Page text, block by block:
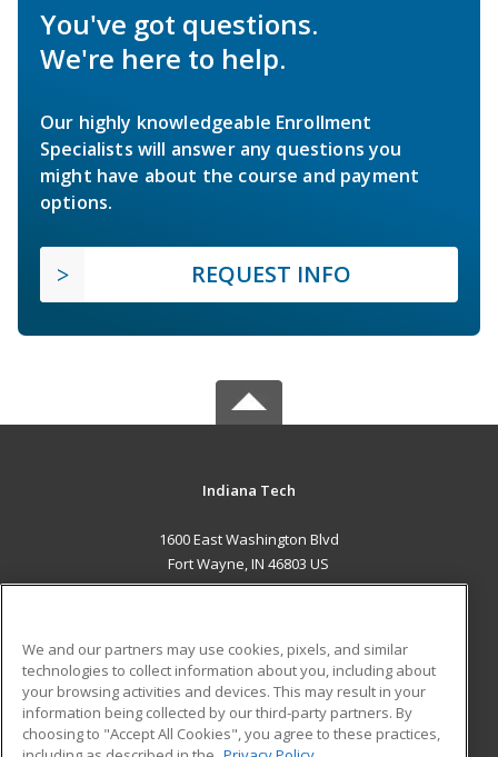
You've got questions.
We're here to help.
Our highly knowledgeable Enrollment
Specialists will answer any questions you
might have about the course and payment
options.
REQUEST INFO
Indiana Tech
1600 East Washington Blvd
Fort Wayne, IN 46803 US
ADDITIONAL RESOURCES
Military
Financial Assistance
Student Blog
We and our partners may use cookies, pixels, and similar
technologies to collect information about you, including about
your browsing activities and devices. This may result in your
information being collected by our third-party partners. By
choosing to "Accept All Cookies", you agree to these practices,